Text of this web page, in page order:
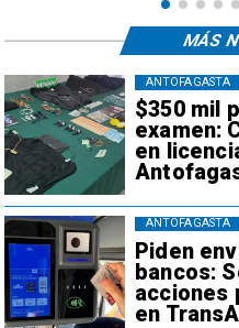
$350 mil
examen:
en
ANTOFAGASTA
Piden
bancos:
acciones
en
ANTOFAGASTA
MÁS